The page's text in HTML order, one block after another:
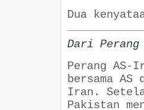
Dua
Dari Perang
Perang AS-
bersama
Iran.
Pakistan